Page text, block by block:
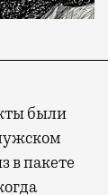
были
в пакете